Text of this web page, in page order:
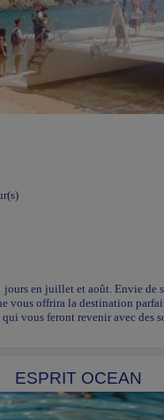
jours en juillet et août. Envie de
vous offrira la destination
qui vous feront revenir avec des
ESPRIT OCEAN